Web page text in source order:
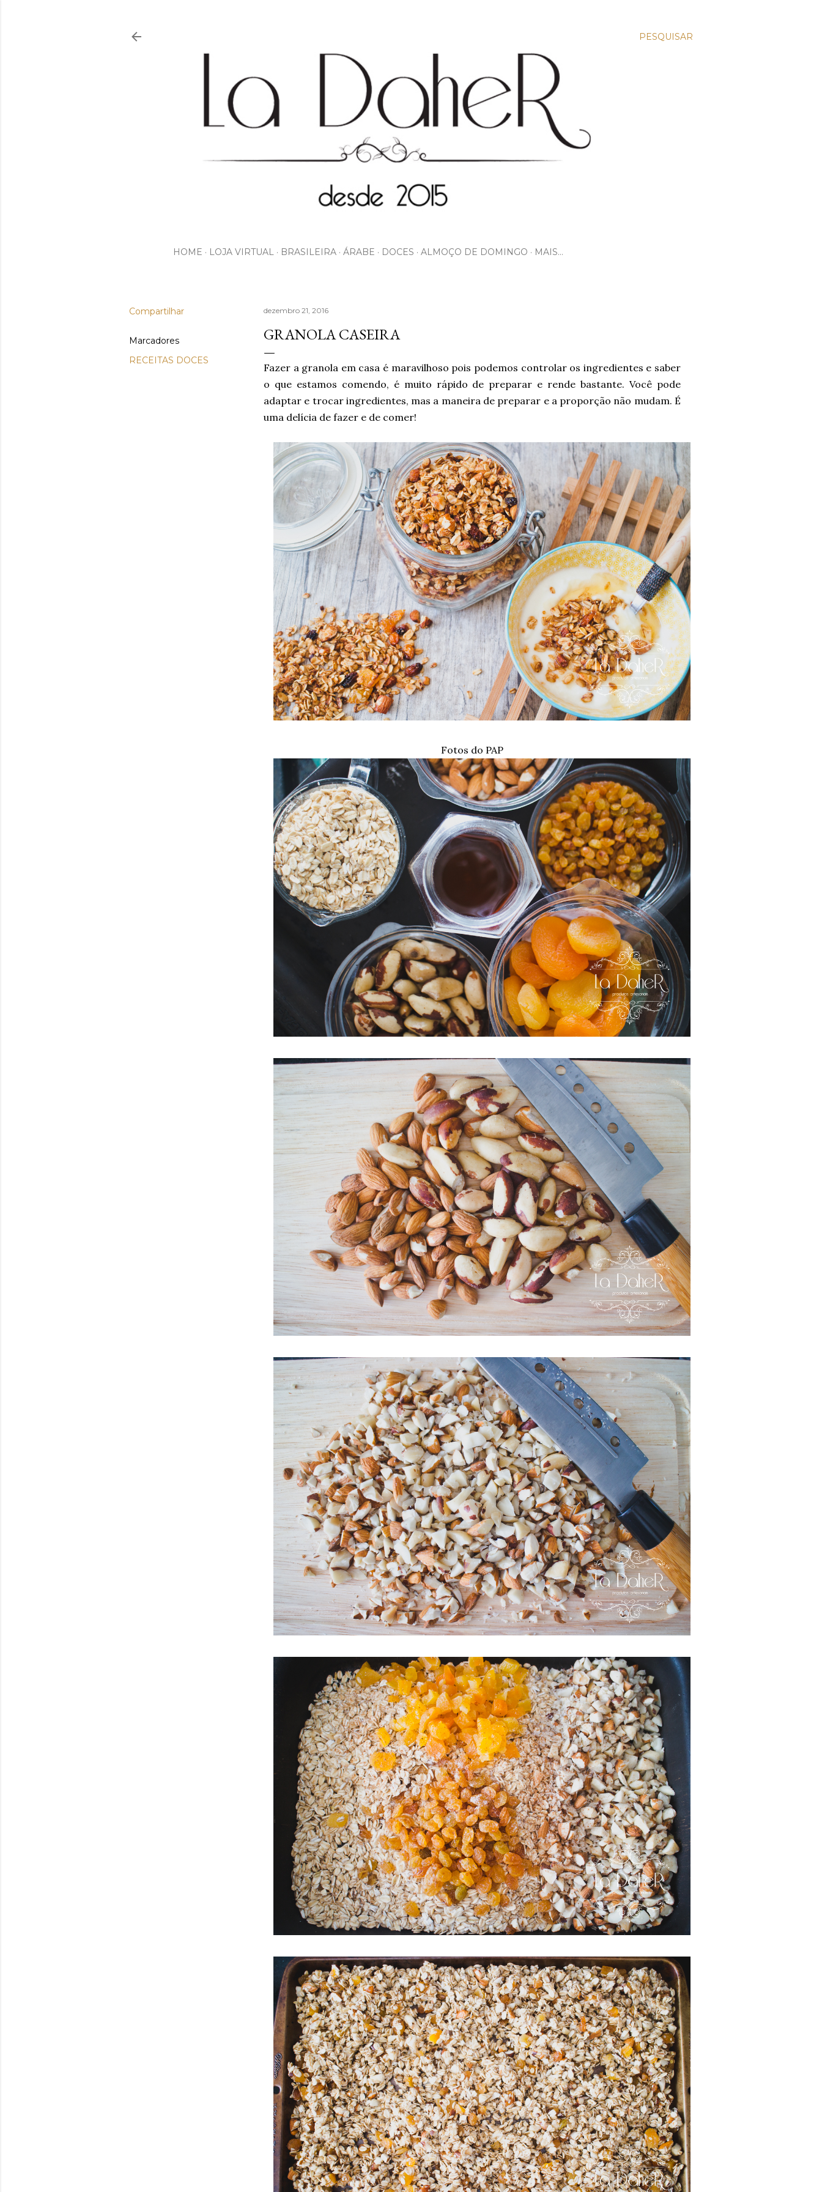
PESQUISAR
HOME LOJA VIRTUAL BRASILEIRA ÁRABE DOCES ALMOÇO DE DOMINGO MAIS…
Compartilhar
Marcadores
RECEITAS DOCES
dezembro 21, 2016
GRANOLA CASEIRA
Fazer a granola em casa é maravilhoso pois podemos controlar os ingredientes e saber
o que estamos comendo, é muito rápido de preparar e rende bastante. Você pode
adaptar e trocar ingredientes, mas a maneira de preparar e a proporção não mudam. É
uma delícia de fazer e de comer!
Fotos do PAP